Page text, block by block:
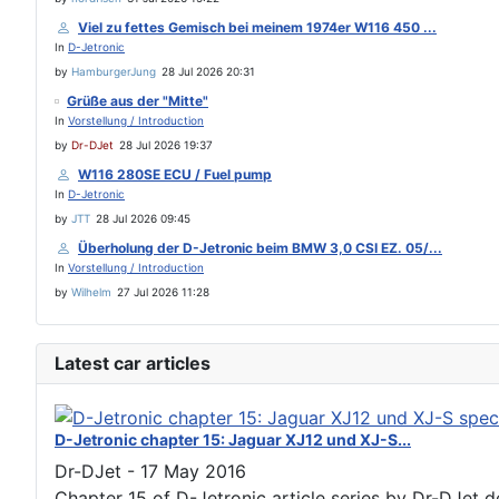
Viel zu fettes Gemisch bei meinem 1974er W116 450 ...
In D-Jetronic
by HamburgerJung 28 Jul 2026 20:31
Grüße aus der "Mitte"
In Vorstellung / Introduction
by Dr-DJet 28 Jul 2026 19:37
W116 280SE ECU / Fuel pump
In D-Jetronic
by JTT 28 Jul 2026 09:45
Überholung der D-Jetronic beim BMW 3,0 CSI EZ. 05/...
In Vorstellung / Introduction
by Wilhelm 27 Jul 2026 11:28
Latest car articles
D-Jetronic chapter 15: Jaguar XJ12 und XJ-S...
Dr-DJet - 17 May 2016